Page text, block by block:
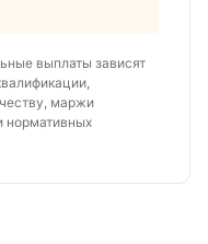
выплаты зависят
маржи
нормативных